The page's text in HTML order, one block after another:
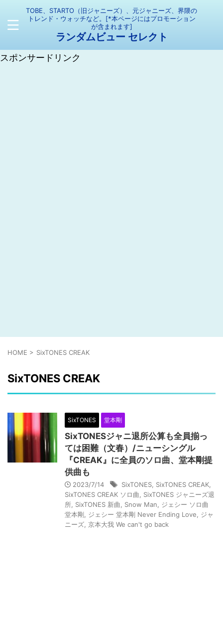
TOBE、STARTO（旧ジャニーズ）、元ジャニーズ、界隈の
トレンド・ウォッチなど。[*本ページにはプロモーション
が含まれます]
ランダムビュー セレクト
スポンサードリンク
HOME > SixTONES CREAK
SixTONES CREAK
SixTONES 堂本剛
SixTONESジャニ退所公算も全員揃っ
ては困難（文春）/ニューシングル
『CREAK』に全員のソロ曲、堂本剛提
供曲も
2023/7/14 SixTONES SixTONES CREAK
SixTONES CREAK ソロ曲
SixTONES ジャニーズ退
所 SixTONES 新曲 Snow Man
ジェシー ソロ曲
堂本剛
ジェシー 堂本剛 Never Ending Love
ジャ
ニーズ 京本大我 We can't go back